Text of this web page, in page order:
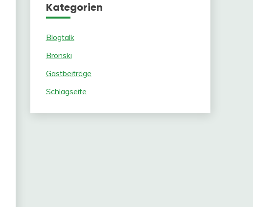
Kategorien
Blogtalk
Bronski
Gastbeiträge
Schlagseite